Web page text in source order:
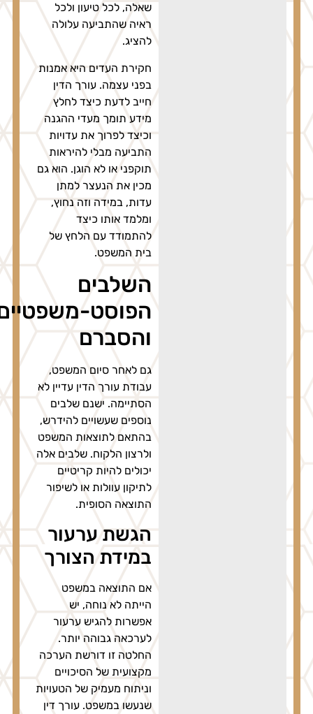
שאלה, לכל טיעון ולכל
ראיה שהתביעה עלולה
להציג.
חקירת העדים היא אמנות
בפני עצמה. עורך הדין
חייב לדעת כיצד לחלץ
מידע תומך מעדי ההגנה
וכיצד לפרוך את עדויות
התביעה מבלי להיראות
תוקפני או לא הוגן. הוא גם
מכין את הנעצר למתן
עדות, במידה וזה נחוץ,
ומלמד אותו כיצד
להתמודד עם הלחץ של
בית המשפט.
השלבים
הפוסט-משפטיים
והסברם
גם לאחר סיום המשפט,
עבודת עורך הדין עדיין לא
הסתיימה. ישנם שלבים
נוספים שעשויים להידרש,
בהתאם לתוצאות המשפט
ולרצון הלקוח. שלבים אלה
יכולים להיות קריטיים
לתיקון עוולות או לשיפור
התוצאה הסופית.
הגשת ערעור
במידת הצורך
אם התוצאה במשפט
הייתה לא נוחה, יש
אפשרות להגיש ערעור
לערכאה גבוהה יותר.
החלטה זו דורשת הערכה
מקצועית של הסיכויים
וניתוח מעמיק של הטעויות
שנעשו במשפט. עורך דין